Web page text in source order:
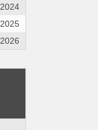
2024
2025
2026